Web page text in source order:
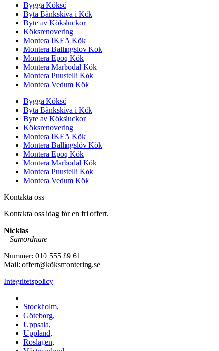
Bygga Köksö
Byta Bänkskiva i Kök
Byte av Köksluckor
Köksrenovering
Montera IKEA Kök
Montera Ballingslöv Kök
Montera Epoq Kök
Montera Marbodal Kök
Montera Puustelli Kök
Montera Vedum Kök
Bygga Köksö
Byta Bänkskiva i Kök
Byte av Köksluckor
Köksrenovering
Montera IKEA Kök
Montera Ballingslöv Kök
Montera Epoq Kök
Montera Marbodal Kök
Montera Puustelli Kök
Montera Vedum Kök
Kontakta oss
Kontakta oss idag för en fri offert.
Nicklas
– Samordnare
Nummer: 010-555 89 61
Mail: offert@köksmontering.se
Integritetspolicy
Stockholm,
Göteborg,
Uppsala,
Uppland,
Roslagen,